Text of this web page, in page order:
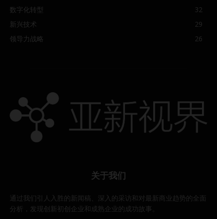
数字化转型
32
新兴技术
29
领导力战略
26
关于我们
通过我们引人入胜的新闻稿、深入的采访和对最新商业趋势的全面
分析，发现创新初创企业和成熟企业的成功故事。